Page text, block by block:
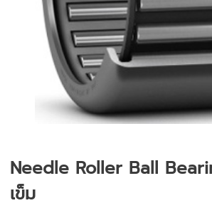
Needle Roller Ball
เข็ม